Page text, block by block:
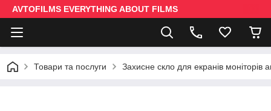
AVTOFILMS EVERYTHING ABOUT FILMS
Товари та послуги Захисне скло для екранів моніторів